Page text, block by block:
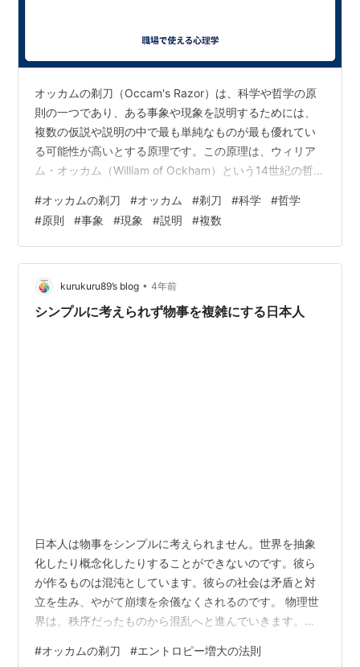
オッカムの剃刀（Occam's Razor）は、科学や哲学の原
則の一つであり、ある事象や現象を説明するためには、
複数の仮説や説明の中で最も単純なものが最も優れてい
る可能性が高いとする原理です。この原理は、ウィリア
ム・オッカム（William of Ockham）という14世紀の哲学
本的な考え方は、「実体を無駄に仮定すべきではない」
というものです。複数の説明や仮説がある場合、それら
の中で最も単純な説明や仮説が正しい可能性が高いとさ
れます。つまり、余計な仮定や複雑な要素を持たない、
シンプルな説明が優れた解釈であるとされるのです。 オ
ッカムの剃刀は…
#オッカムの剃刀 #オッカム #剃刀 #科学 #哲学
#原則 #事象 #現象 #説明 #複数
kurukuru89’s blog • 4年前
シンプルに考えられず物事を複雑にする日本人
日本人は物事をシンプルに考えられません。世界を抽象
化したり概念化したりすることができないのです。彼ら
が作るものは混沌としています。彼らの社会は矛盾と対
立を生み、やがて崩壊を余儀なくされるのです。 物理世
界は、秩序だったものから混乱へと進んでいきます。生
て身の回りの環境を秩序だったものにしようと行動する
#オッカムの剃刀 #エントロピー増大の法則